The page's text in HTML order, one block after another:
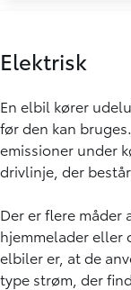
Elektrisk
En elbil kører
før den kan
emissioner under
drivlinje, der
Der er flere
hjemmelader
elbiler er, at de
type strøm, der